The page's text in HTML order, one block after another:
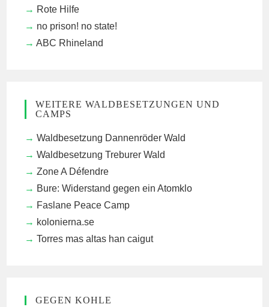
Rote Hilfe
no prison! no state!
ABC Rhineland
WEITERE WALDBESETZUNGEN UND
CAMPS
Waldbesetzung Dannenröder Wald
Waldbesetzung Treburer Wald
Zone A Défendre
Bure: Widerstand gegen ein Atomklo
Faslane Peace Camp
kolonierna.se
Torres mas altas han caigut
GEGEN KOHLE